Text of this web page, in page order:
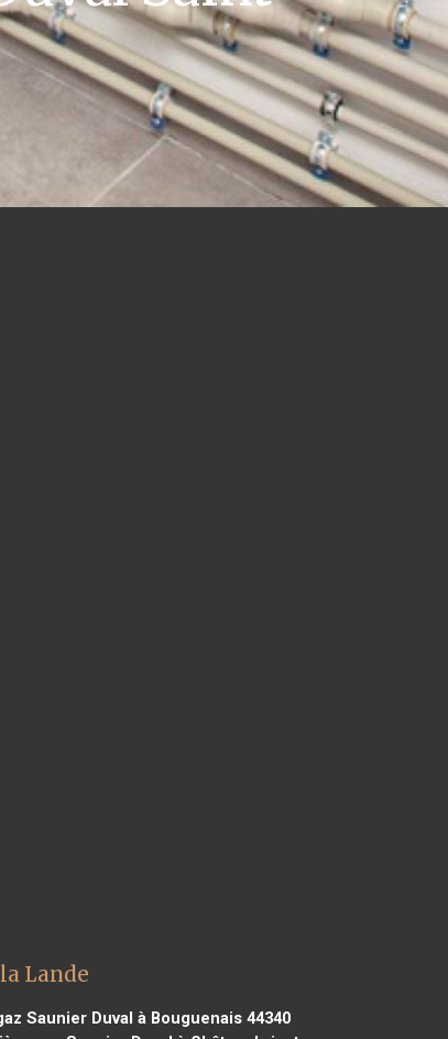
Lande
Saunier Duval à Bouguenais 44340